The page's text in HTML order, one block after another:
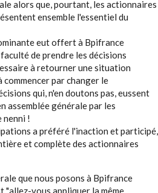
alors que, pourtant, les actionnaires
ensemble l'essentiel du
eut offert à Bpifrance
de prendre les décisions
à retourner une situation
commencer par changer le
qui, n'en doutons pas, eussent
assemblée générale par les
nenni !
a préféré l'inaction et participé,
et complète des actionnaires
que nous posons à Bpifrance
"allez-vous appliquer la même